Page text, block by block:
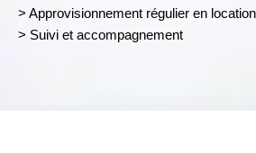
> Approvisionnement régulier en
> Suivi et accompagnement